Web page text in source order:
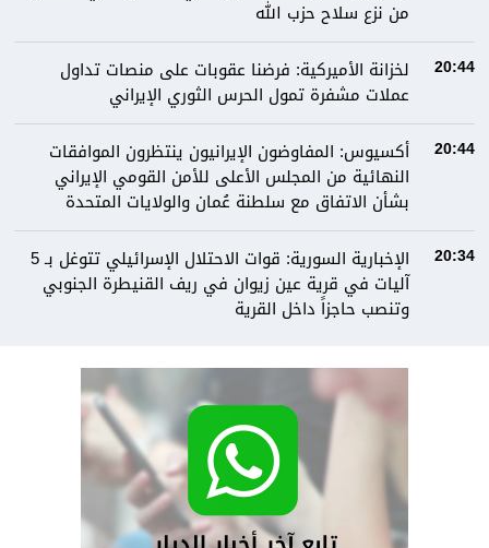
من نزع سلاح حزب الله
20:44
لخزانة الأميركية: فرضنا عقوبات على منصات تداول
عملات مشفرة تمول الحرس الثوري الإيراني
20:44
أكسيوس: المفاوضون الإيرانيون ينتظرون الموافقات
النهائية من المجلس الأعلى للأمن القومي الإيراني
بشأن الاتفاق مع سلطنة عُمان والولايات المتحدة
20:34
الإخبارية السورية: قوات الاحتلال الإسرائيلي تتوغل بـ 5
آليات في قرية عين زيوان في ريف القنيطرة الجنوبي
وتنصب حاجزاً داخل القرية